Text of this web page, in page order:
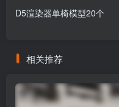
D5渲染器单椅模型20个
相关推荐